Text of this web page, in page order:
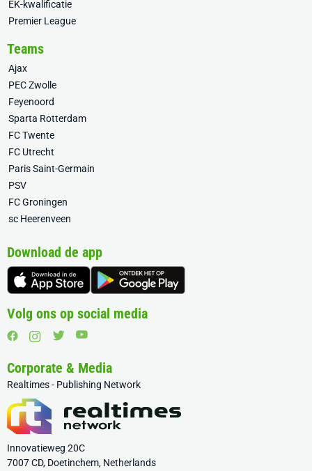
EK-kwalificatie
Premier League
Teams
Ajax
PEC Zwolle
Feyenoord
Sparta Rotterdam
FC Twente
FC Utrecht
Paris Saint-Germain
PSV
FC Groningen
sc Heerenveen
Download de app
Volg ons op social media
Corporate & Media
Realtimes - Publishing Network
Innovatieweg 20C
7007 CD, Doetinchem, Netherlands